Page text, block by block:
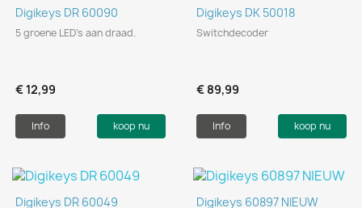
Digikeys DR 60090
5 groene LED's aan draad.
€ 12,99
Info koop nu
Digikeys DK 50018
Switchdecoder
€ 89,99
Info koop nu
Digikeys DR 60049 Digikeys 60897 NIEUW